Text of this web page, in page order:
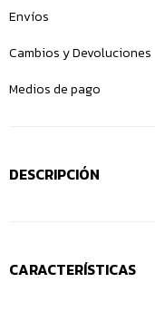
Envíos
Cambios y Devoluciones
Medios de pago
DESCRIPCIÓN
CARACTERÍSTICAS